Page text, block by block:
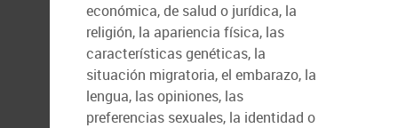
económica, de salud o jurídica, la
religión, la apariencia física, las
características genéticas, la
situación migratoria, el embarazo, la
lengua, las opiniones, las
preferencias sexuales, la identidad o